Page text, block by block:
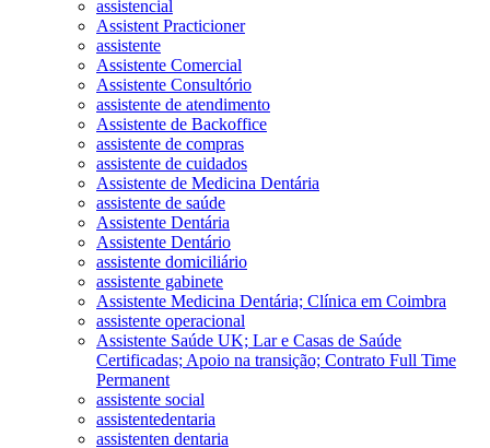
assistencial
Assistent Practicioner
assistente
Assistente Comercial
Assistente Consultório
assistente de atendimento
Assistente de Backoffice
assistente de compras
assistente de cuidados
Assistente de Medicina Dentária
assistente de saúde
Assistente Dentária
Assistente Dentário
assistente domiciliário
assistente gabinete
Assistente Medicina Dentária; Clínica em Coimbra
assistente operacional
Assistente Saúde UK; Lar e Casas de Saúde
Certificadas; Apoio na transição; Contrato Full Time
Permanent
assistente social
assistentedentaria
assistenten dentaria